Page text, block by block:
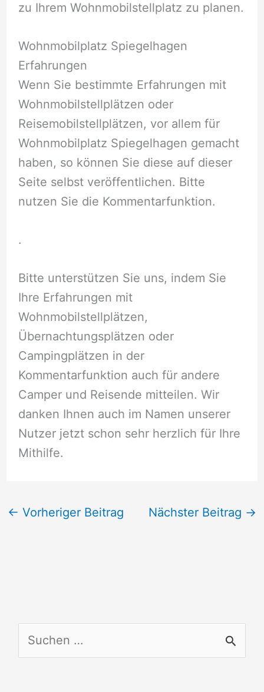
zu Ihrem Wohnmobilstellplatz zu planen.
Wohnmobilplatz Spiegelhagen
Erfahrungen
Wenn Sie bestimmte Erfahrungen mit
Wohnmobilstellplätzen oder
Reisemobilstellplätzen, vor allem für
Wohnmobilplatz Spiegelhagen gemacht
haben, so können Sie diese auf dieser
Seite selbst veröffentlichen. Bitte
nutzen Sie die Kommentarfunktion.
.
Bitte unterstützen Sie uns, indem Sie
Ihre Erfahrungen mit
Wohnmobilstellplätzen,
Übernachtungsplätzen oder
Campingplätzen in der
Kommentarfunktion auch für andere
Camper und Reisende mitteilen. Wir
danken Ihnen auch im Namen unserer
Nutzer jetzt schon sehr herzlich für Ihre
Mithilfe.
← Vorheriger Beitrag Nächster Beitrag →
u